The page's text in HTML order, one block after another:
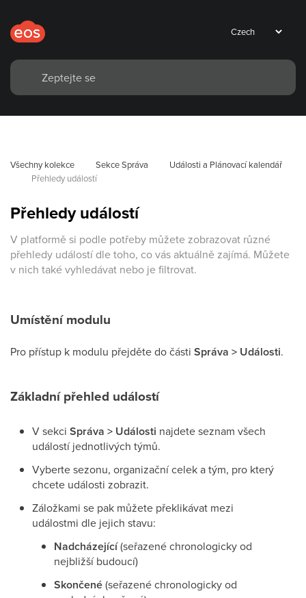
Všechny kolekce Sekce Správa
Události a Plánovací kalendář
Přehledy událostí
Přehledy událostí
V platformě si podle potřeby můžete zobrazovat různé
přehledy událostí dle toho, co vás aktuálně zajímá. Můžete
v nich také vyhledávat nebo je filtrovat.
Umístění modulu
Pro přístup k modulu přejděte do části Správa > Události.
Základní přehled událostí
V sekci Správa > Události najdete seznam všech
událostí jednotlivých týmů.
Vyberte sezonu, organizační celek a tým, pro který
chcete události zobrazit.
Záložkami se pak můžete překlikávat mezi
událostmi dle jejich stavu:
Nadcházející(seřazené chronologicky od
nejbližší budoucí)
Skončené(seřazené chronologicky od